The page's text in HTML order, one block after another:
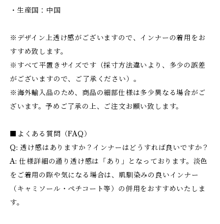
・生産国：中国
※デザイン上透け感がございますので、インナーの着用をお
すすめ致します。
※すべて平置きサイズです（採寸方法違いより、多少の誤差
がございますので、ご了承ください）。
※海外輸入品のため、商品の細部仕様は多少異なる場合がご
ざいます。予めご了承の上、ご注文お願い致します。
■よくある質問（FAQ）
Q: 透け感はありますか？インナーはどうすれば良いですか？
A: 仕様詳細の通り透け感は「あり」となっております。淡色
をご着用の際や気になる場合は、肌馴染みの良いインナー
（キャミソール・ペチコート等）の併用をおすすめいたしま
す。